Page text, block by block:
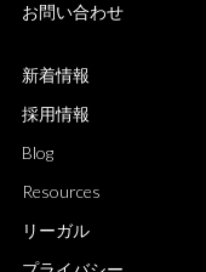
お問い合わせ
新着情報
採用情報
Blog
Resources
リーガル